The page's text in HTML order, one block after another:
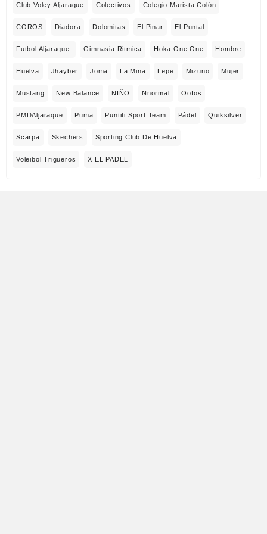
Club Voley Aljaraque Colectivos Colegio Marista Colón
COROS Diadora Dolomitas El Pinar El Puntal
Futbol Aljaraque. Gimnasia Ritmica Hoka One One Hombre
Huelva Jhayber Joma La Mina Lepe Mizuno Mujer
Mustang New Balance NIÑO Nnormal Oofos
PMDAljaraque Puma Puntiti Sport Team Pádel Quiksilver
Scarpa Skechers Sporting Club De Huelva
Voleibol Trigueros X EL PADEL